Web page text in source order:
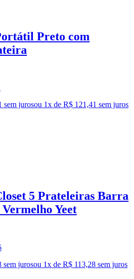
Preto com
sem jurosou 1x de R$ 121,41 sem juros
5 Prateleiras Barra
Yeet
sem jurosou 1x de R$ 113,28 sem juros